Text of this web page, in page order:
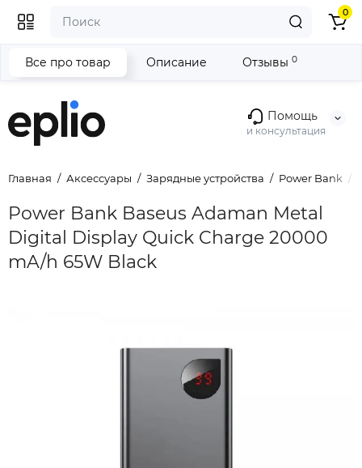
Помощь
и консультация
0
Главная Аксессуары Зарядные устройства Power Bank
Power Bank Baseus Adaman Metal
Digital Display Quick Charge 20000
mA/h 65W Black
Все про товар Описание Отзывы 0